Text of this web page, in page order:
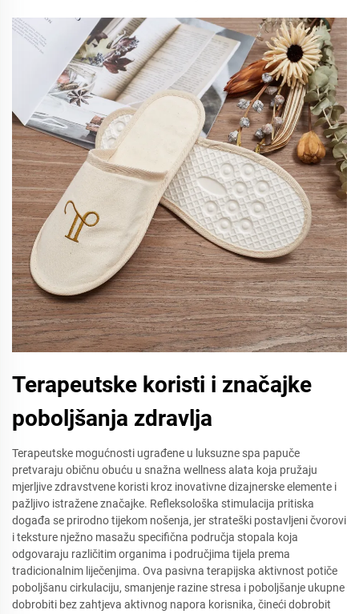
Terapeutske koristi i značajke
poboljšanja zdravlja
Terapeutske mogućnosti ugrađene u luksuzne spa papuče
pretvaraju običnu obuću u snažna wellness alata koja pružaju
mjerljive zdravstvene koristi kroz inovativne dizajnerske elemente i
pažljivo istražene značajke. Refleksološka stimulacija pritiska
događa se prirodno tijekom nošenja, jer strateški postavljeni čvorovi
i teksture nježno masažu specifična područja stopala koja
odgovaraju različitim organima i područjima tijela prema
tradicionalnim liječenjima. Ova pasivna terapijska aktivnost potiče
poboljšanu cirkulaciju, smanjenje razine stresa i poboljšanje ukupne
dobrobiti bez zahtjeva aktivnog napora korisnika, čineći dobrobit